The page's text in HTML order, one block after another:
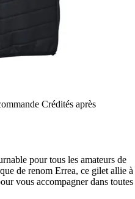
Crédités après
pour tous les amateurs de
de renom Errea, ce gilet allie à
vous accompagner dans toutes